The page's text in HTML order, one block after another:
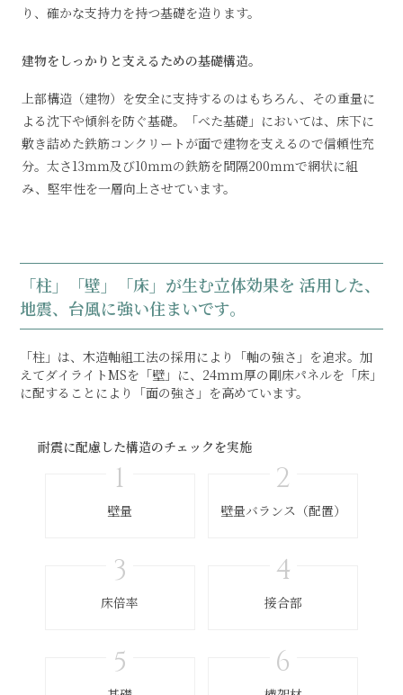
り、確かな支持力を持つ基礎を造ります。
建物をしっかりと支えるための基礎構造。
上部構造（建物）を安全に支持するのはもちろん、その重量に
よる沈下や傾斜を防ぐ基礎。「べた基礎」においては、床下に
敷き詰めた鉄筋コンクリートが面で建物を支えるので信頼性充
分。太さ13ｍｍ及び10ｍｍの鉄筋を間隔200ｍｍで網状に組
み、堅牢性を一層向上させています。
「柱」「壁」「床」が生む立体効果を 活用した、
地震、台風に強い住まいです。
「柱」は、木造軸組工法の採用により「軸の強さ」を追求。加
えてダイライトMSを「壁」に、24mm厚の剛床パネルを「床」
に配することにより「面の強さ」を高めています。
耐震に配慮した構造のチェックを実施
壁量 壁量バランス（配置）
床倍率 接合部